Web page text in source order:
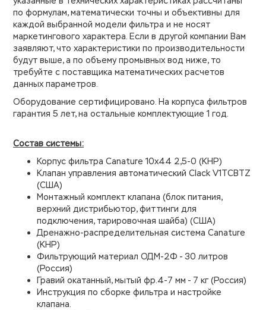
по формулам, математически точны и объективны для
каждой выбранной модели фильтра и не носят
маркетингового характера. Если в другой компании Вам
заявляют, что характеристики по производительности
будут выше, а по объему промывных вод ниже, то
требуйте с поставщика математических расчетов
данных параметров.
Оборудование сертифицировано. На корпуса фильтров
гарантия 5 лет, на остальные комплектующие 1 год.
Состав системы:
Корпус фильтра Canature 10х44 2,5-0 (КНР)
Клапан управления автоматический Clack V1TCBTZ
(США)
Монтажный комплект клапана (блок питания,
верхний дистрибьютор, фиттинги для
подключения, тарировочная шайба) (США)
Дренажно-распределительная система Canature
(КНР)
Фильтрующий материал ОДМ-2Ф - 30 литров
(Россия)
Гравий окатанный, мытый фр.4-7 мм - 7 кг (Россия)
Инструкция по сборке фильтра и настройке
клапана.